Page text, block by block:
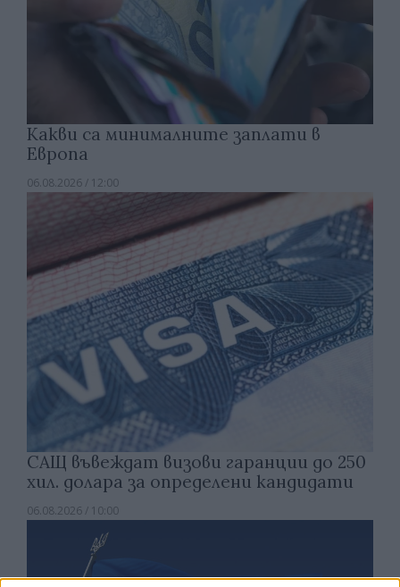
Какви са минималните заплати в
Европа
06.08.2026 / 12:00
САЩ въвеждат визови гаранции до 250
хил. долара за определени кандидати
06.08.2026 / 10:00